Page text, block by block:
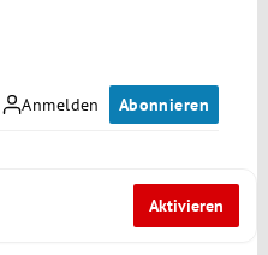
Anmelden Abonnieren
Aktivieren